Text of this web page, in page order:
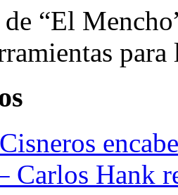
“El
Carlos Hank